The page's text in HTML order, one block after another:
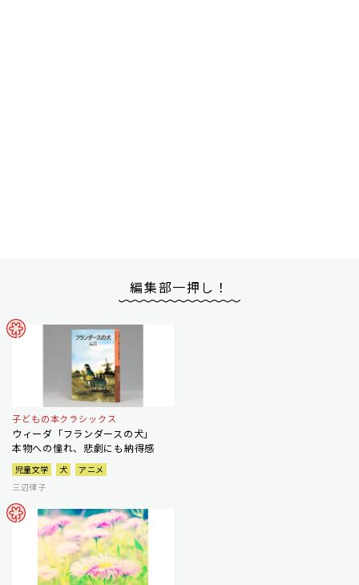
編集部一押し！
子どもの本クラシックス
ウィーダ「フランダースの犬」
本物への憧れ、悲劇にも納得感
児童文学 犬
アニメ
三辺律子